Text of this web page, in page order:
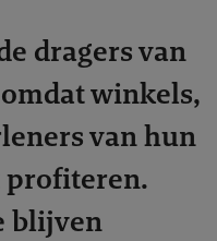
dragers van
winkels,
van hun
blijven